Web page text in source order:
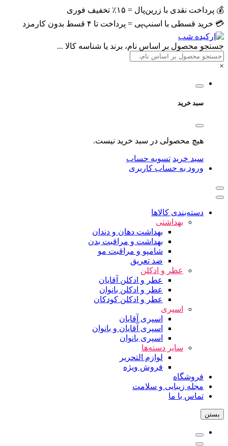
💰 پرداخت نقدی با زرین‌پال = ۱۵٪ تخفیف فوری
💳 خرید قسطی با اسنپ‌پی = پرداخت تا ۴ قسط بدون کارمزد
جستجو محصول بر اساس نام، برند یا شناسه کالا ...
×
سبد خرید
هیچ محصولی در سبد خرید نیست.
سبد خرید تسویه حساب
ورود به حساب کاربری
دسته‌بندی کالاها
بهداشتی
بهداشت دهان و دندان
بهداشت و مراقبت بدن
شامپو و مراقبت مو
ضد تعریق
عطر و ادکلن
عطر و ادکلن آقایان
عطر و ادکلن بانوان
عطر و ادکلن کودکان
اسپری
اسپری آقایان
اسپری آقایان و بانوان
اسپری بانوان
سایر دسته‌ها
لوازم التحریر
فروش ویژه
فروشگاه
مجله زیبایی و سلامت
تماس با ما
بستن